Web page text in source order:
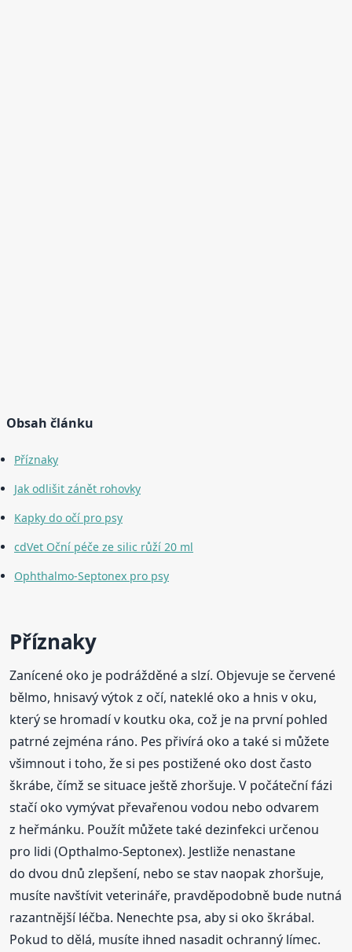
Obsah článku
Příznaky
Jak odlišit zánět rohovky
Kapky do očí pro psy
cdVet Oční péče ze silic růží 20 ml
Ophthalmo-Septonex pro psy
Příznaky
Zanícené oko je podrážděné a slzí. Objevuje se červené
bělmo, hnisavý výtok z očí, nateklé oko a hnis v oku,
který se hromadí v koutku oka, což je na první pohled
patrné zejména ráno. Pes přivírá oko a také si můžete
všimnout i toho, že si pes postižené oko dost často
škrábe, čímž se situace ještě zhoršuje. V počáteční fázi
stačí oko vymývat převařenou vodou nebo odvarem
z heřmánku. Použít můžete také dezinfekci určenou
pro lidi (Opthalmo-Septonex). Jestliže nenastane
do dvou dnů zlepšení, nebo se stav naopak zhoršuje,
musíte navštívit veterináře, pravděpodobně bude nutná
razantnější léčba. Nenechte psa, aby si oko škrábal.
Pokud to dělá, musíte ihned nasadit ochranný límec.